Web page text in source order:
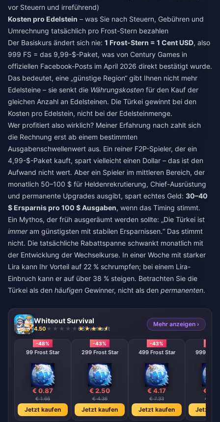
vor Steuern und irreführend)
Kosten pro Edelstein – was Sie nach Steuern, Gebühren und
Umrechnung tatsächlich pro Frost-Stern bezahlen
Der Basiskurs ändert sich nie: 1 Frost-Stern = 1 Cent USD, also
999 FS = das 9,99-$-Paket, was von Century Games in
offiziellen Facebook-Posts im April 2026 direkt bestätigt wurde.
Das bedeutet, eine „günstige Region“ gibt Ihnen nicht mehr
Edelsteine – sie senkt die Währungskosten für den Kauf der
gleichen Anzahl an Edelsteinen. Die Türkei gewinnt bei den
Kosten pro Edelstein, nicht bei der Edelsteinmenge.
Wer profitiert also wirklich? Meiner Erfahrung nach zahlt sich
die Rechnung erst ab einem bestimmten
Ausgabenschwellenwert aus. Ein reiner F2P-Spieler, der ein
4,99-$-Paket kauft, spart vielleicht einen Dollar – das ist den
Aufwand nicht wert. Aber ein Spieler im mittleren Bereich, der
monatlich 50–100 $ für Heldenrekrutierung, Chief-Ausrüstung
und permanente Upgrades ausgibt, spart echtes Geld: 30–40
$ Ersparnis pro 100 $ Ausgaben, wenn das Timing stimmt.
Ein Mythos, der früh ausgeräumt werden sollte: „Die Türkei ist
immeram günstigsten mit stabilen Ersparnissen.“ Das stimmt
nicht. Die tatsächliche Rabattspanne schwankt monatlich mit
der Entwicklung der Wechselkurse. In einer Woche mit starker
Lira kann Ihr Vorteil auf 22 % schrumpfen; bei einem Lira-
Einbruch kann er auf über 38 % steigen. Betrachten Sie die
Türkei als den häufigen Gewinner, nicht als den permanenten.
Whiteout Survival
4.50 687 verkauft
Mehr anzeigen ›
-48%
99 Frost Star
€ 0.87
€ 1.66
Jetzt kaufen
-43%
299 Frost Star
€ 2.50
€ 4.36
Jetzt kaufen
-43%
499 Frost Star
€ 4.17
€ 7.33
Jetzt kaufen
999
€
€
Jetzt